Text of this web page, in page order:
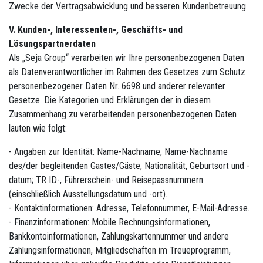
Zwecke der Vertragsabwicklung und besseren Kundenbetreuung.
V. Kunden-, Interessenten-, Geschäfts- und
Lösungspartnerdaten
Als „Seja Group“ verarbeiten wir Ihre personenbezogenen Daten
als Datenverantwortlicher im Rahmen des Gesetzes zum Schutz
personenbezogener Daten Nr. 6698 und anderer relevanter
Gesetze. Die Kategorien und Erklärungen der in diesem
Zusammenhang zu verarbeitenden personenbezogenen Daten
lauten wie folgt:
- Angaben zur Identität: Name-Nachname, Name-Nachname
des/der begleitenden Gastes/Gäste, Nationalität, Geburtsort und -
datum; TR ID-, Führerschein- und Reisepassnummern
(einschließlich Ausstellungsdatum und -ort).
- Kontaktinformationen: Adresse, Telefonnummer, E-Mail-Adresse.
- Finanzinformationen: Mobile Rechnungsinformationen,
Bankkontoinformationen, Zahlungskartennummer und andere
Zahlungsinformationen, Mitgliedschaften im Treueprogramm,